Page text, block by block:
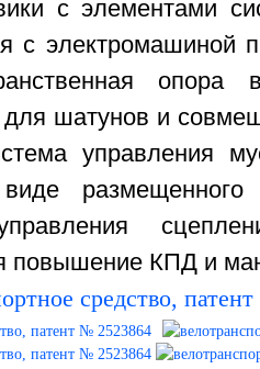
с элементами
с электромашиной
для шатунов и
управления
повышение КПД и